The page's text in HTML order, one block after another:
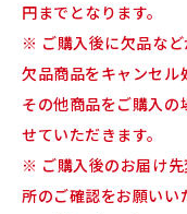
円までとなります。
※ ご購入後に欠品な
欠品商品をキャンセル
その他商品をご購入
せていただきます。
※ ご購入後のお届け
所のご確認をお願いい